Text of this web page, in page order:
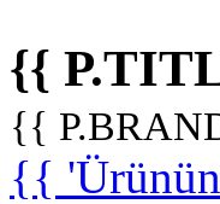
{{
{{
{{